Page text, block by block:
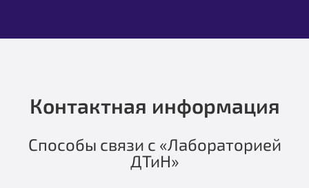
Контактная информация
Способы связи с «Лабораторией
ДТиН»